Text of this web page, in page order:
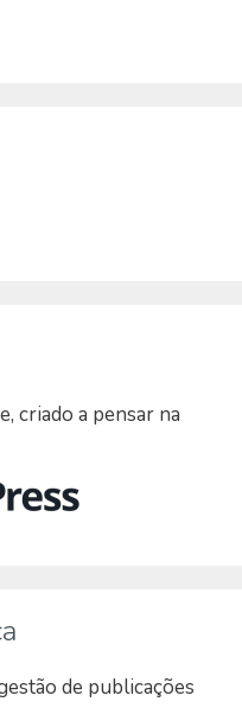
criado a pensar na
de publicações